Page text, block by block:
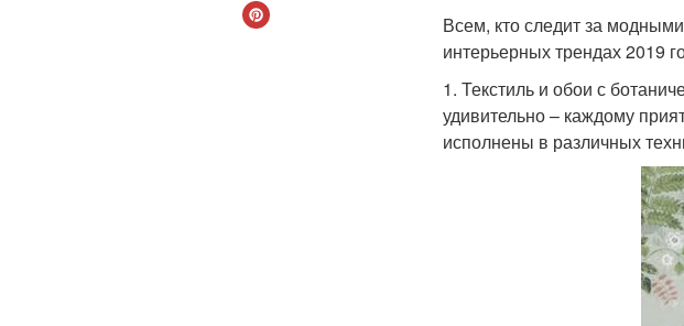
Всем, кто следит за
интерьерных трендах 2019
1. Текстиль и обои с
удивительно – каждому
исполнены в различных